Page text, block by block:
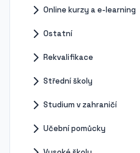
Online kurzy a e-learning
Ostatní
Rekvalifikace
Střední školy
Studium v zahraničí
Učební pomůcky